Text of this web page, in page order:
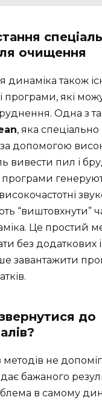
очищення
також
програми, які
Одна з
, яка
допомогою
вивести пил і
програми
“виштовхнути”
Це простий
без додаткових
завантажити
до
не
бажаного
в самому